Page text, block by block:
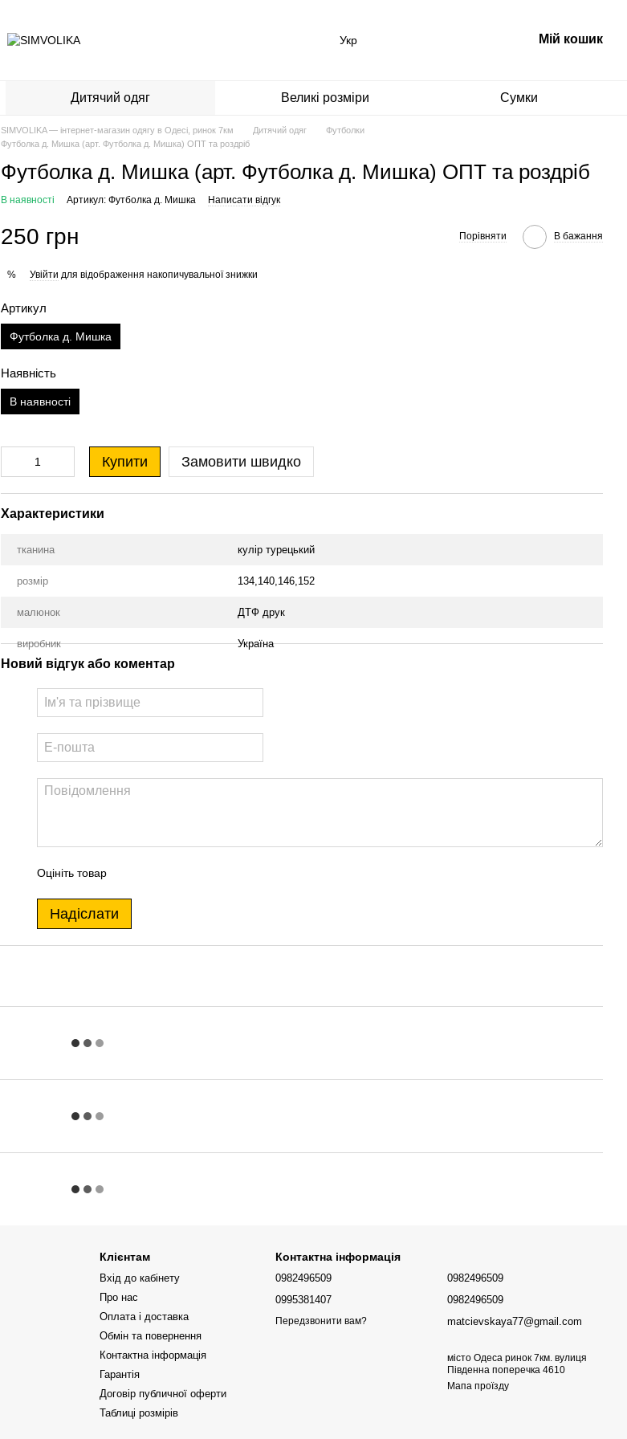
Укр Мій кошик
Дитячий одяг Великі розміри Сумки
SIMVOLIKA — інтернет-магазин одягу в Одесі, ринок 7км Дитячий одяг
Футболки
Футболка д. Мишка (арт. Футболка д. Мишка) ОПТ та роздріб
Футболка д. Мишка (арт. Футболка д. Мишка) ОПТ та роздріб
В наявності Артикул: Футболка д. Мишка Написати відгук
250 грн Порівняти В бажання
% Увійти для відображення накопичувальної знижки
Артикул
Футболка д. Мишка
Наявність
В наявності
Купити Замовити швидко
Характеристики
тканина кулір турецький
розмір 134,140,146,152
малюнок ДТФ друк
виробник Україна
Новий відгук або коментар
Оцініть товар
Надіслати
Клієнтам
Вхід до кабінету
Про нас
Оплата і доставка
Обмін та повернення
Контактна інформація
Гарантія
Договір публичної оферти
Таблиці розмірів
Контактна інформація
0982496509
0995381407
Передзвонити вам?
0982496509
0982496509
matcievskaya77@gmail.com
місто Одеса ринок 7км. вулиця
Південна поперечка 4610
Мапа проїзду